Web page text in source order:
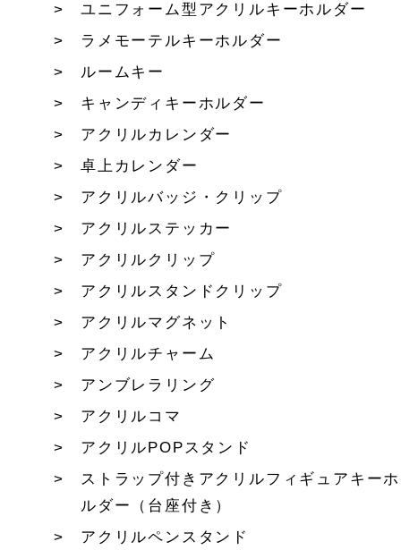
ユニフォーム型アクリルキーホルダー
ラメモーテルキーホルダー
ルームキー
キャンディキーホルダー
アクリルカレンダー
卓上カレンダー
アクリルバッジ・クリップ
アクリルステッカー
アクリルクリップ
アクリルスタンドクリップ
アクリルマグネット
アクリルチャーム
アンブレラリング
アクリルコマ
アクリルPOPスタンド
ストラップ付きアクリルフィギュアキーホ
ルダー（台座付き）
アクリルペンスタンド